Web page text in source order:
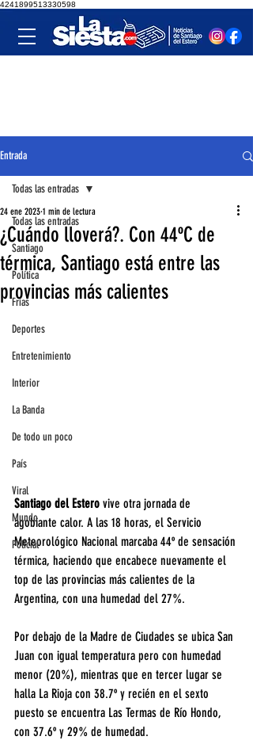
4241899513330598
Entrada
Todas las entradas
Santiago
Política
Frías
Deportes
Entretenimiento
Interior
La Banda
De todo un poco
País
Viral
Mundo
Policial
Todas las entradas
¿Cuándo lloverá?. Con 44ºC de
térmica, Santiago está entre las
provincias más calientes
24 ene 2023 1 min de lectura
Santiago del Estero vive otra jornada de
agobiante calor. A las 18 horas, el Servicio
Meteorológico Nacional marcaba 44º de sensación
térmica, haciendo que encabece nuevamente el
top de las provincias más calientes de la
Argentina, con una humedad del 27%.
Por debajo de la Madre de Ciudades se ubica San
Juan con igual temperatura pero con humedad
menor (20%), mientras que en tercer lugar se
halla La Rioja con 38.7º y recién en el sexto
puesto se encuentra Las Termas de Río Hondo,
con 37.6º y 29% de humedad.